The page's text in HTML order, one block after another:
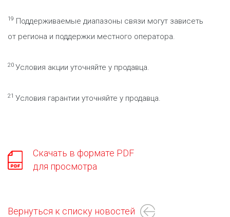
19 Поддерживаемые диапазоны связи могут зависеть
от региона и поддержки местного оператора.
20 Условия акции уточняйте у продавца.
21 Условия гарантии уточняйте у продавца.
Скачать в формате PDF
для просмотра
Вернуться к списку новостей